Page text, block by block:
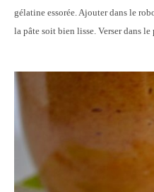
gélatine essorée. Ajouter dans le
la pâte soit bien lisse. Verser dans le